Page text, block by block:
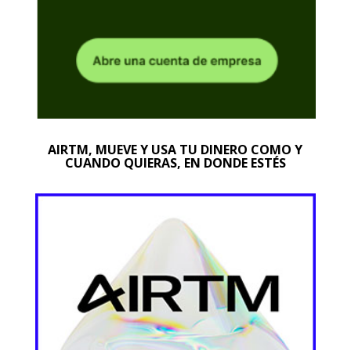
AIRTM, MUEVE Y USA TU DINERO COMO Y
CUANDO QUIERAS, EN DONDE ESTÉS